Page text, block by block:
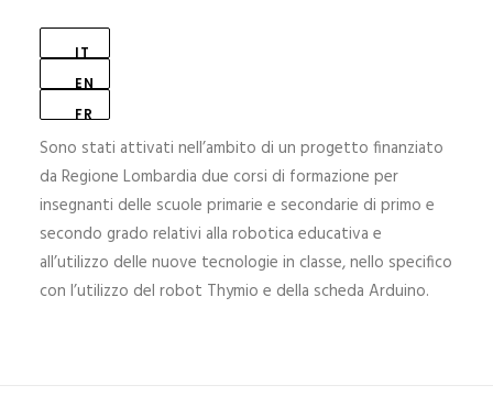
IT
EN
FR
Istituto Zaccaria dei
Padri Barnabiti Milano
Sono stati attivati nell’ambito di un progetto finanziato
da Regione Lombardia due corsi di formazione per
insegnanti delle scuole primarie e secondarie di primo e
secondo grado relativi alla robotica educativa e
all’utilizzo delle nuove tecnologie in classe, nello specifico
con l’utilizzo del robot Thymio e della scheda Arduino.